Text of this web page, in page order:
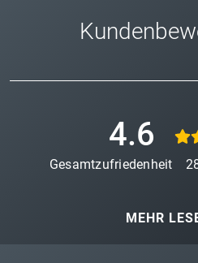
4.6
Gesamtzufriedenheit
MEHR